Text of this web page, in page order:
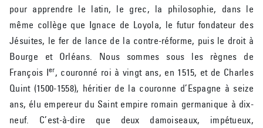
pour apprendre le latin, le grec, la philosophie, dans le
même collège que Ignace de Loyola, le futur fondateur des
Jésuites, le fer de lance de la contre-réforme, puis le droit à
Bourge et Orléans. Nous sommes sous les règnes de
François Ier, couronné roi à vingt ans, en 1515, et de Charles
Quint (1500-1558), héritier de la couronne d’Espagne à seize
ans, élu empereur du Saint empire romain germanique à dix-
neuf. C’est-à-dire que deux damoiseaux, impétueux,